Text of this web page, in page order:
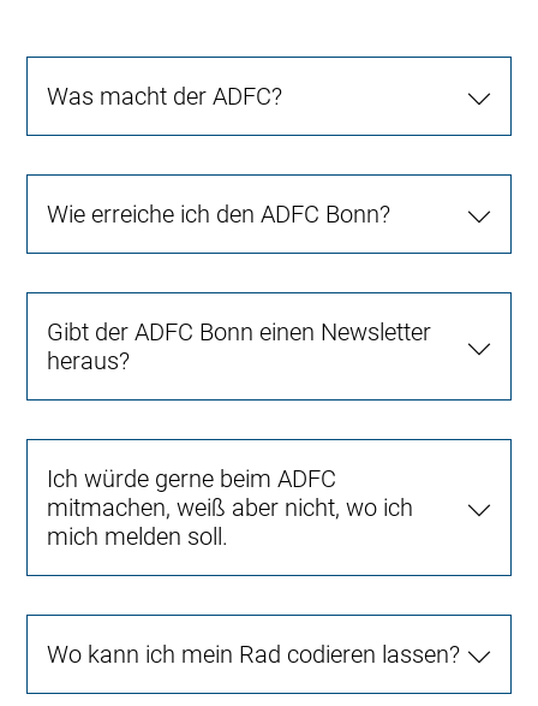
Was macht der ADFC?
Wie erreiche ich den ADFC Bonn?
Gibt der ADFC Bonn einen Newsletter
heraus?
Ich würde gerne beim ADFC
mitmachen, weiß aber nicht, wo ich
mich melden soll.
Wo kann ich mein Rad codieren lassen?